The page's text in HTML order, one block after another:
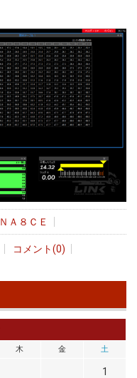
ＮＡ８ＣＥ
コメント(0)
木 金 土
1